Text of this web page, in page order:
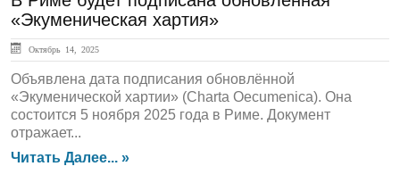
«Экуменическая хартия»
Октябрь 14, 2025
Объявлена ​​дата подписания обновлённой
«Экуменической хартии» (Charta Oecumenica). Она
состоится 5 ноября 2025 года в Риме. Документ
отражает...
Читать Далее... »